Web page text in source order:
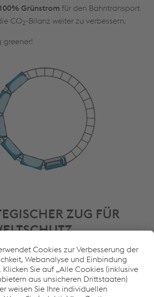
Grünstrom für den Bahntransport
CO2-Bilanz weiter zu verbessern.
greener!
ZUG FÜR
an Bahntransporten und
positioniert sich
in Sachen nachhaltiger